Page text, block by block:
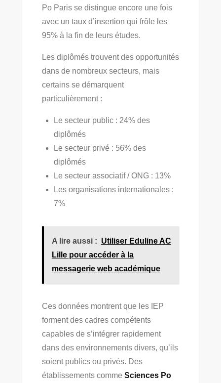
Po Paris se distingue encore une fois
avec un taux d’insertion qui frôle les
95% à la fin de leurs études.
Les diplômés trouvent des opportunités
dans de nombreux secteurs, mais
certains se démarquent
particulièrement :
Le secteur public : 24% des
diplômés
Le secteur privé : 56% des
diplômés
Le secteur associatif / ONG : 13%
Les organisations internationales :
7%
A lire aussi : Utiliser Eduline AC
Lille pour accéder à la
messagerie web académique
Ces données montrent que les IEP
forment des cadres compétents
capables de s’intégrer rapidement
dans des environnements divers, qu’ils
soient publics ou privés. Des
établissements comme Sciences Po